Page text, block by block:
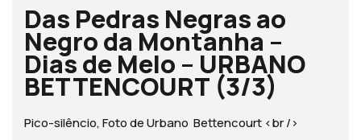
Das Pedras Negras ao
Negro da Montanha –
Dias de Melo – URBANO
BETTENCOURT (3/3)
Pico-silêncio, Foto de Urbano Bettencourt <br />